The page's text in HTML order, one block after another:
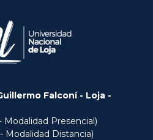
Falconí - Loja -
Modalidad Presencial)
Modalidad Distancia)